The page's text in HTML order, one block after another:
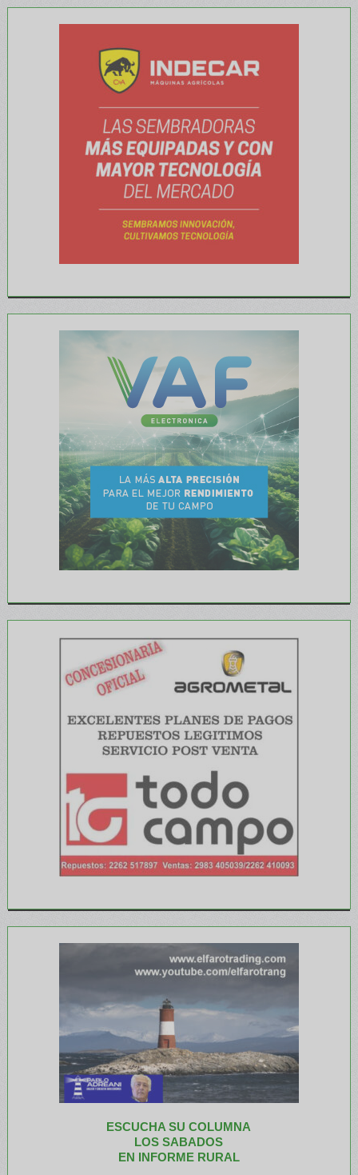
ESCUCHA SU COLUMNA
LOS SABADOS
EN INFORME RURAL